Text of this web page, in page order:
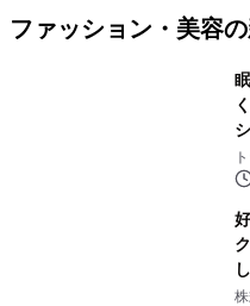
ファッション・美容